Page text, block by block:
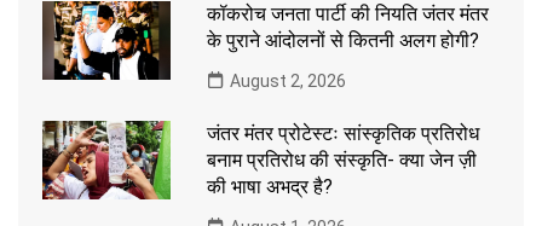
कॉकरोच जनता पार्टी की नियति जंतर मंतर
के पुराने आंदोलनों से कितनी अलग होगी?
August 2, 2026
जंतर मंतर प्रोटेस्टः सांस्कृतिक प्रतिरोध
बनाम प्रतिरोध की संस्कृति- क्या जेन ज़ी
की भाषा अभद्र है?